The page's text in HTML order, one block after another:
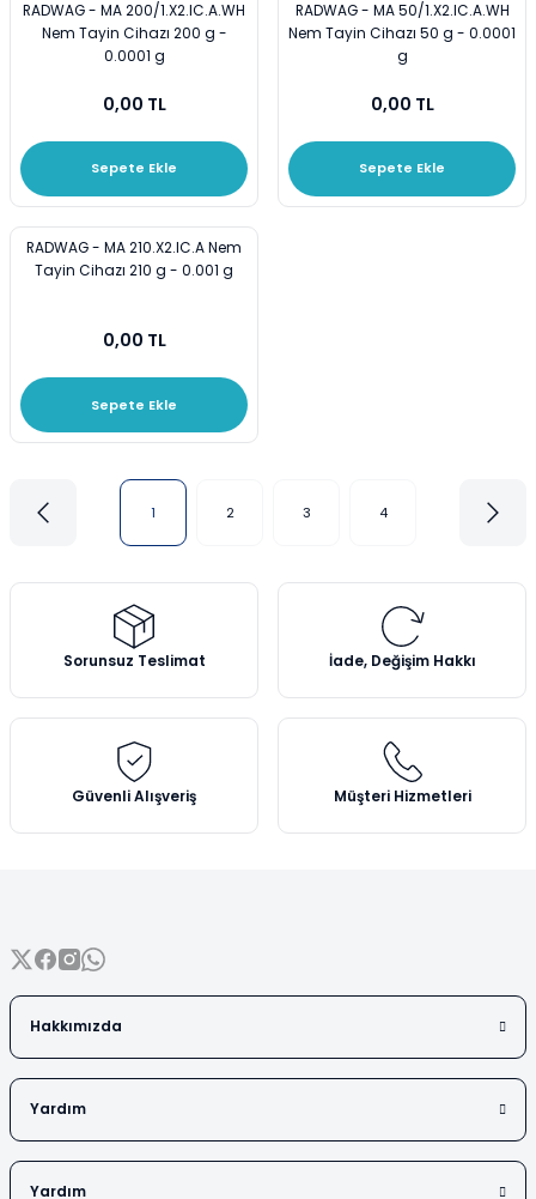
RADWAG - MA 200/1.X2.IC.A.WH
Nem Tayin Cihazı 200 g -
0.0001 g
0,00 TL
Sepete Ekle
RADWAG - MA 50/1.X2.IC.A.WH
Nem Tayin Cihazı 50 g - 0.0001
g
0,00 TL
Sepete Ekle
RADWAG - MA 210.X2.IC.A Nem
Tayin Cihazı 210 g - 0.001 g
0,00 TL
Sepete Ekle
1 2 3 4
Sorunsuz Teslimat İade, Değişim Hakkı
Güvenli Alışveriş Müşteri Hizmetleri
Hakkımızda
Yardım
Yardım